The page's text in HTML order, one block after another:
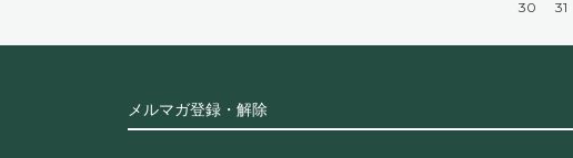
30
31
メルマガ登録・解除